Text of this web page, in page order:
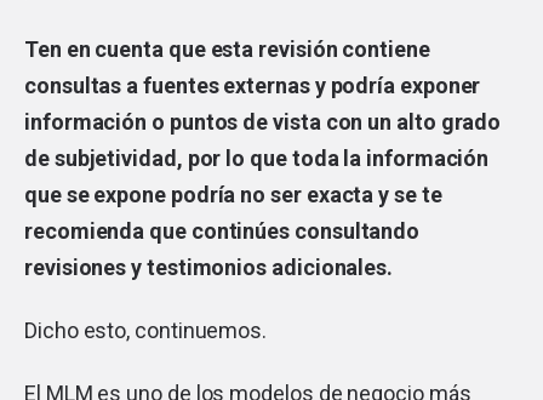
Ten en cuenta que esta revisión contiene
consultas a fuentes externas y podría exponer
información o puntos de vista con un alto grado
de subjetividad, por lo que toda la información
que se expone podría no ser exacta y se te
recomienda que continúes consultando
revisiones y testimonios adicionales.
Dicho esto, continuemos.
El MLM es uno de los modelos de negocio más